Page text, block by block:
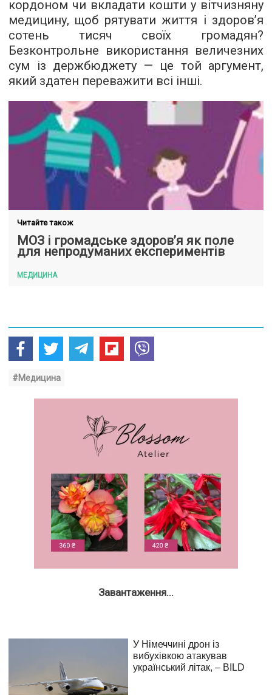
кордоном чи вкладати кошти у вітчизняну
медицину, щоб рятувати життя і здоров’я
сотень тисяч своїх громадян?
Безконтрольне використання величезних
сум із держбюджету — це той аргумент,
який здатен переважити всі інші.
Читайте також
МОЗ і громадське здоров’я як поле
для непродуманих експериментів
МЕДИЦИНА
#Медицина
Завантаження...